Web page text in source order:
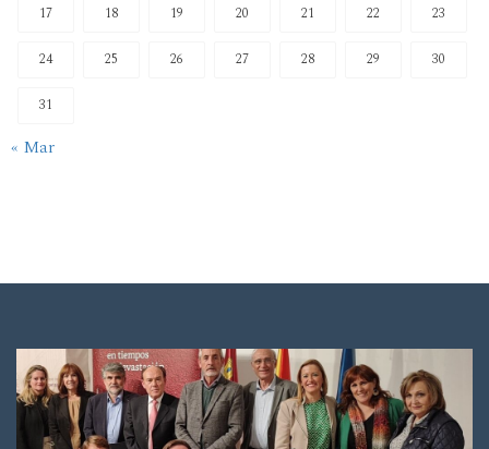
17 18 19 20 21 22 23
24 25 26 27 28 29 30
31
« Mar